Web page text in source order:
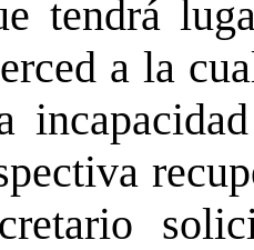
tendrá
a la